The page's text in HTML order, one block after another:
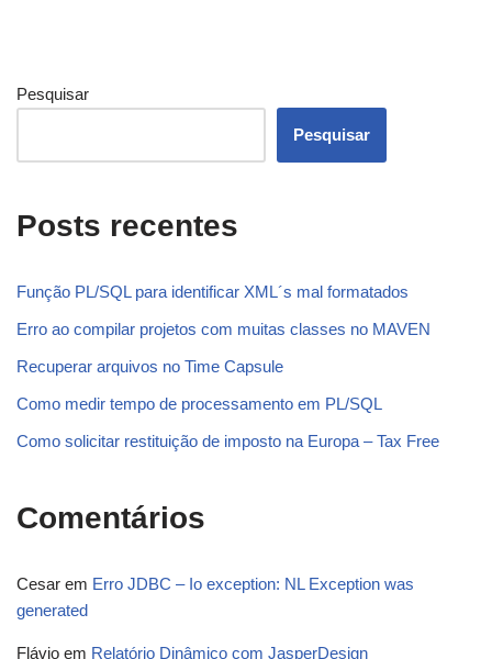
Pesquisar
Pesquisar
Posts recentes
Função PL/SQL para identificar XML´s mal formatados
Erro ao compilar projetos com muitas classes no MAVEN
Recuperar arquivos no Time Capsule
Como medir tempo de processamento em PL/SQL
Como solicitar restituição de imposto na Europa – Tax Free
Comentários
Cesar em Erro JDBC – Io exception: NL Exception was
generated
Flávio em Relatório Dinâmico com JasperDesign